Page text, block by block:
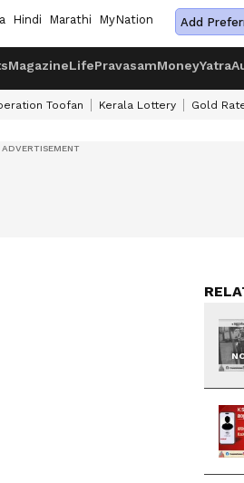
Hindi Marathi MyNation Add
MagazineLifePravasamMoneyYatra
Toofan Kerala Lottery Gold